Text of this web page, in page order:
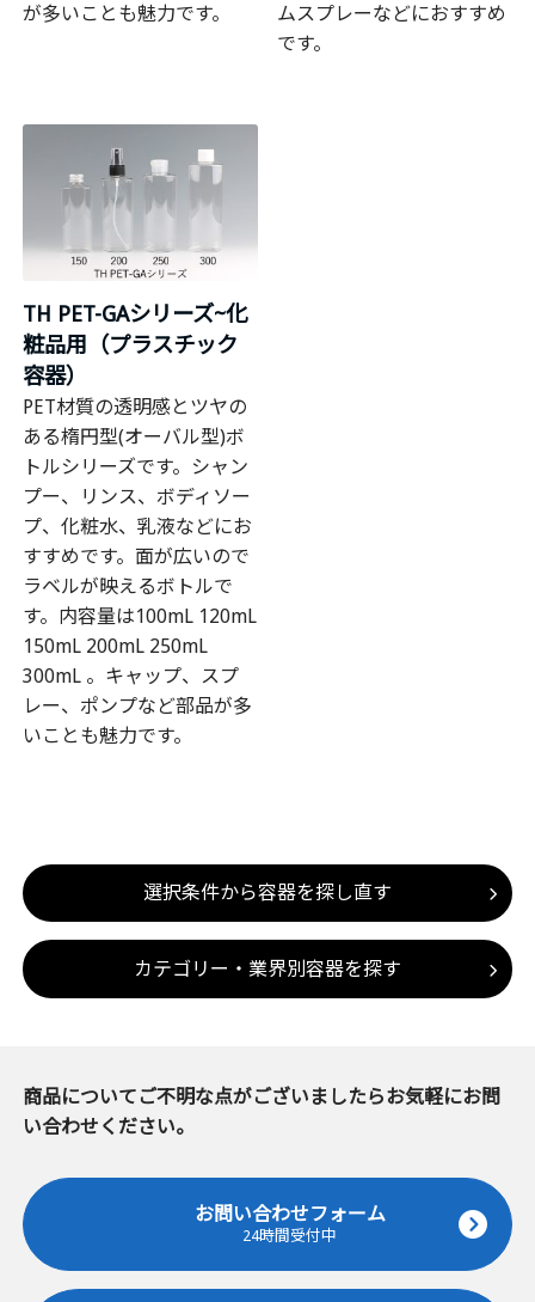
が多いことも魅力です。
ムスプレーなどにおすすめ
です。
TH PET-GAシリーズ~化
粧品用（プラスチック
容器）
PET材質の透明感とツヤの
ある楕円型(オーバル型)ボ
トルシリーズです。シャン
プー、リンス、ボディソー
プ、化粧水、乳液などにお
すすめです。面が広いので
ラベルが映えるボトルで
す。内容量は100mL 120mL
150mL 200mL 250mL
300mL 。キャップ、スプ
レー、ポンプなど部品が多
いことも魅力です。
選択条件から容器を探し直す
カテゴリー・業界別容器を探す
商品についてご不明な点がございましたらお気軽にお問
い合わせください。
お問い合わせフォーム
24時間受付中